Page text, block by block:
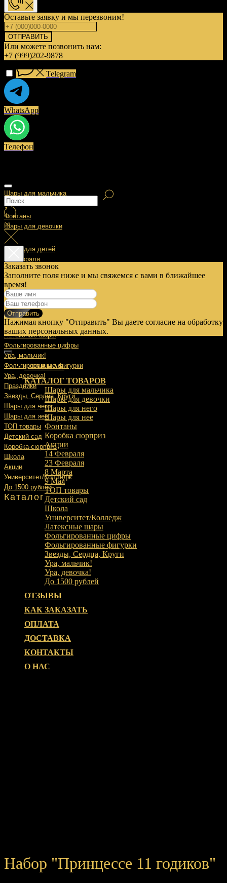
Шары для мальчика
Фонтаны
Шары для девочки
Шары для детей
14 Февраля
23 Февраля
8 Марта
9 Мая
Выписка
Латексные шары
Фольгированные цифры
Ура, мальчик!
Фольгированные фигурки
Ура, девочка!
Праздники
Звезды, Сердца, Круги
Шары для него
Шары для нее
ТОП товары
Детский сад
Коробка-сюрприз
Школа
Акции
Университет/Колледж
До 1500 рублей
Каталог
Оставьте заявку и мы перезвоним!
ОТПРАВИТЬ
Или можете позвонить нам:
+7 (999)202-9878
Telegram
WhatsApp
Телефон
Заказать звонок
Заполните поля ниже и мы свяжемся с вами в ближайшее
время!
Отправить
Нажимая кнопку "Отправить" Вы даете согласие на обработку
ваших персональных данных.
ГЛАВНАЯ
КАТАЛОГ ТОВАРОВ
Шары для мальчика
Шары для девочки
Шары для него
Шары для нее
Фонтаны
Коробка сюрприз
Акции
14 Февраля
23 Февраля
8 Марта
9 Мая
ТОП товары
Детский сад
Школа
Университет/Колледж
Латексные шары
Фольгированные цифры
Фольгированные фигурки
Звезды, Сердца, Круги
Ура, мальчик!
Ура, девочка!
До 1500 рублей
ОТЗЫВЫ
КАК ЗАКАЗАТЬ
ОПЛАТА
ДОСТАВКА
КОНТАКТЫ
О НАС
Набор "Принцессе 11 годиков"